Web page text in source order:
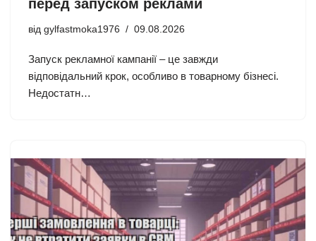
перед запуском реклами
від gylfastmoka1976 09.08.2026
Запуск рекламної кампанії – це завжди
відповідальний крок, особливо в товарному бізнесі.
Недостатн…